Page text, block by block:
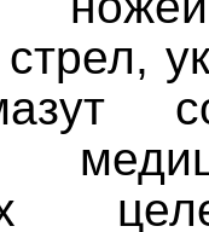
стрел,